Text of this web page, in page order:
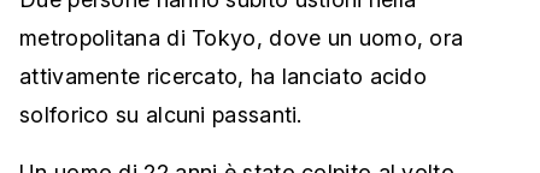
metropolitana di Tokyo, dove un uomo, ora
attivamente ricercato, ha lanciato acido
solforico su alcuni passanti.